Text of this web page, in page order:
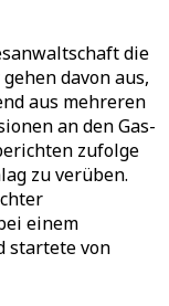
die
davon aus,
aus mehreren
an den Gas-
zufolge
zu verüben.
einem
startete von